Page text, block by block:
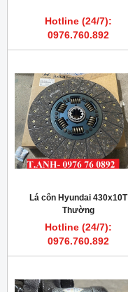
Hotline (24/7):
0976.760.892
Lá côn Hyundai 430x10T
Thường
Hotline (24/7):
0976.760.892